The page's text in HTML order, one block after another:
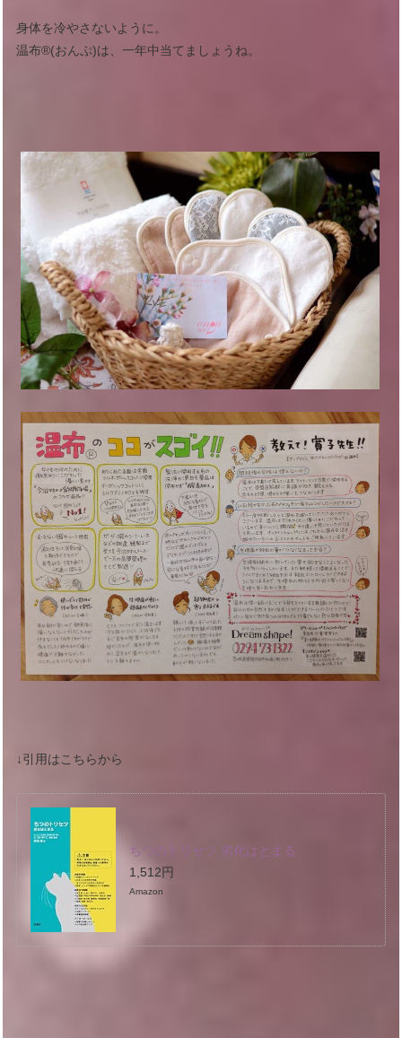
身体を冷やさないように。
温布®︎(おんぷ)は、一年中当てましょうね。
↓引用はこちらから
ちつのトリセツ 劣化はとまる
1,512円
Amazon